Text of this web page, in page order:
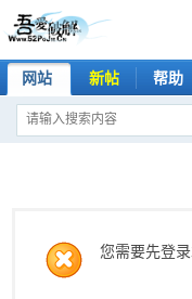
网站 新帖 帮助
您需要先登